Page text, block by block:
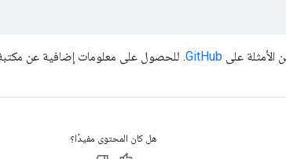
الأمثلة على GitHub. للحصول على معلومات إضافية عن مكتبة
هل كان المحتوى مفيدًا؟